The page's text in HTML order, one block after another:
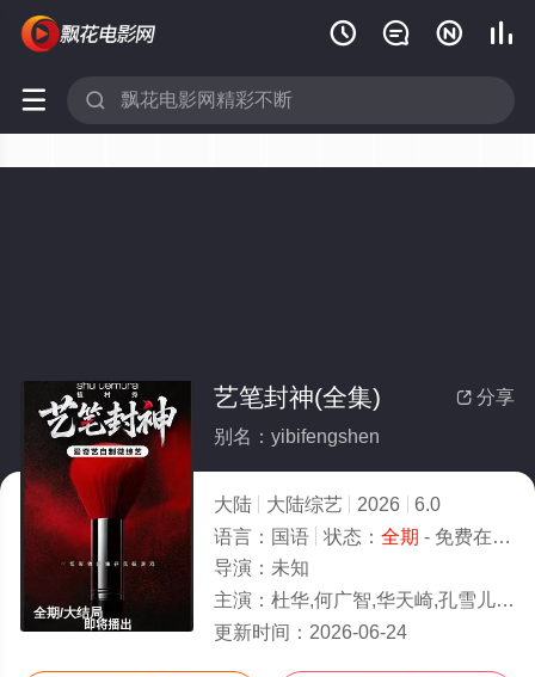
   
 
全期/大结局
 分享
艺笔封神(全集)
别名：yibifengshen
大陆 大陆综艺 2026
6.0
语言： 国语 状态： 全期 - 免费在线观看
导演： 未知
主演： 杜华,何广智,华天崎,孔雪儿,刘宇,侍慧
更新时间： 2026-06-24